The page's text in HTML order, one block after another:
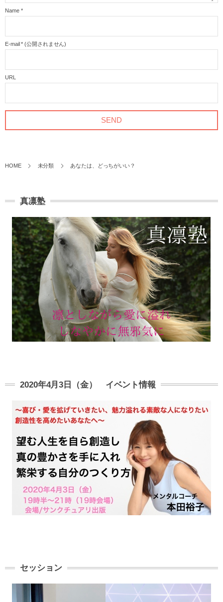
Name *
E-mail * (公開されません)
URL
HOME 未分類 あなたは、どっちがいい？
真凛塾
2020年4月3日（金） イベント情報
セッション